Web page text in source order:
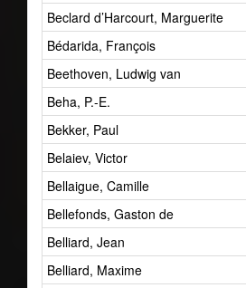
Beclard d’Harcourt, Marguerite
Bédarida, François
Beethoven, Ludwig van
Beha, P.-E.
Bekker, Paul
Belaiev, Victor
Bellaigue, Camille
Bellefonds, Gaston de
Belliard, Jean
Belliard, Maxime